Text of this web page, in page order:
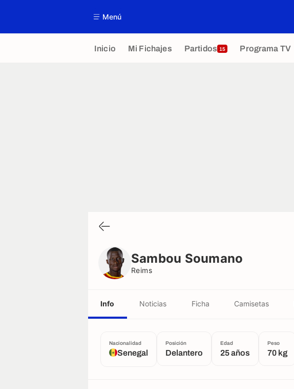
Menú
Inicio Mi Fichajes Partidos 15 Programa TV
Sambou Soumano
Reims
Info Noticias Ficha Camisetas
Nacionalidad
Senegal
Posición
Delantero
Edad
25 años
Peso
70 kg